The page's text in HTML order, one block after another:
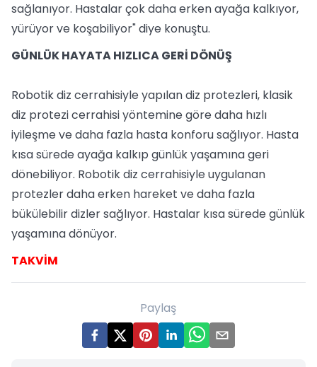
sağlanıyor. Hastalar çok daha erken ayağa kalkıyor,
yürüyor ve koşabiliyor" diye konuştu.
GÜNLÜK HAYATA HIZLICA GERİ DÖNÜŞ
Robotik diz cerrahisiyle yapılan diz protezleri, klasik
diz protezi cerrahisi yöntemine göre daha hızlı
iyileşme ve daha fazla hasta konforu sağlıyor. Hasta
kısa sürede ayağa kalkıp günlük yaşamına geri
dönebiliyor. Robotik diz cerrahisiyle uygulanan
protezler daha erken hareket ve daha fazla
bükülebilir dizler sağlıyor. Hastalar kısa sürede günlük
yaşamına dönüyor.
TAKVİM
Paylaş